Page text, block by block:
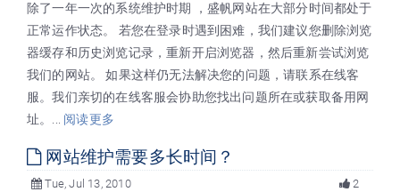
除了一年一次的系统维护时期 ，盛帆网站在大部分时间都处于
正常运作状态。 若您在登录时遇到困难，我们建议您删除浏览
器缓存和历史浏览记录，重新开启浏览器，然后重新尝试浏览
我们的网站。 如果这样仍无法解决您的问题，请联系在线客
服。我们亲切的在线客服会协助您找出问题所在或获取备用网
址。... 阅读更多
网站维护需要多长时间？
Tue, Jul 13, 2010 2